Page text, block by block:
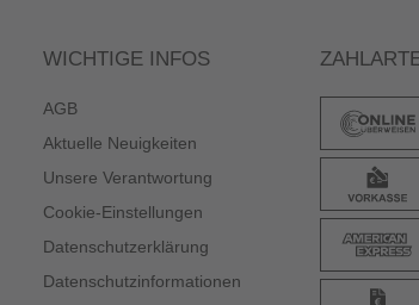
WICHTIGE INFOS
AGB
Aktuelle Neuigkeiten
Unsere Verantwortung
Cookie-Einstellungen
Datenschutzerklärung
Datenschutzinformationen